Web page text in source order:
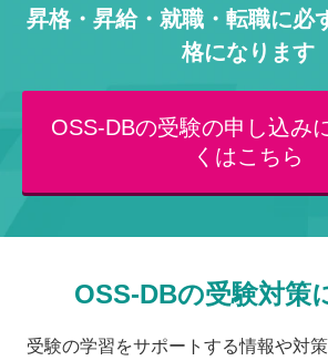
昇格・昇給・就職・転職に必
格になります
OSS-DBの受験の申し込み
くはこちら
OSS-DBの受験対策
受験の学習をサポートする情報や対